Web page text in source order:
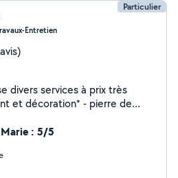
Particulier
Entretien
divers services à prix très
potagers, panneaux floraux -
pour
et clôture *Entretien
: 5/5